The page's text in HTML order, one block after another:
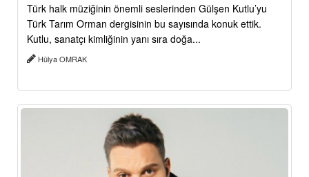
Türk halk müziğinin önemli seslerinden Gülşen Kutlu’yu
Türk Tarım Orman dergisinin bu sayısında konuk ettik.
Kutlu, sanatçı kimliğinin yanı sıra doğa...
Hülya OMRAK